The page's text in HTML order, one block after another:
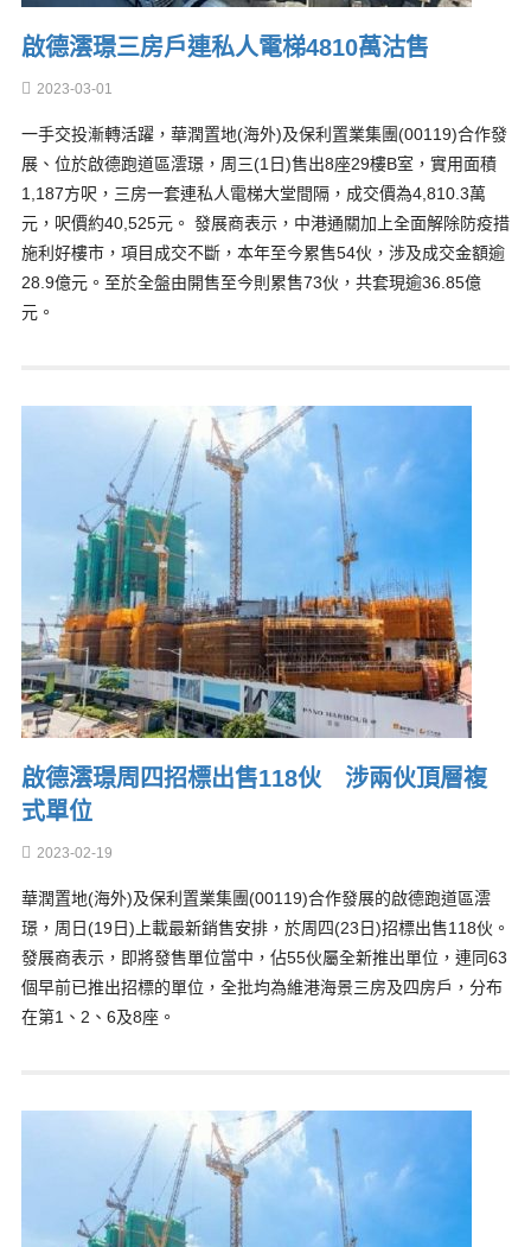
啟德澐璟三房戶連私人電梯4810萬沽售
2023-03-01
一手交投漸轉活躍，華潤置地(海外)及保利置業集團(00119)合作發
展、位於啟德跑道區澐璟，周三(1日)售出8座29樓B室，實用面積
1,187方呎，三房一套連私人電梯大堂間隔，成交價為4,810.3萬
元，呎價約40,525元。 發展商表示，中港通關加上全面解除防疫措
施利好樓市，項目成交不斷，本年至今累售54伙，涉及成交金額逾
28.9億元。至於全盤由開售至今則累售73伙，共套現逾36.85億
元。
啟德澐璟周四招標出售118伙 涉兩伙頂層複
式單位
2023-02-19
華潤置地(海外)及保利置業集團(00119)合作發展的啟德跑道區澐
璟，周日(19日)上載最新銷售安排，於周四(23日)招標出售118伙。
發展商表示，即將發售單位當中，佔55伙屬全新推出單位，連同63
個早前已推出招標的單位，全批均為維港海景三房及四房戶，分布
在第1、2、6及8座。